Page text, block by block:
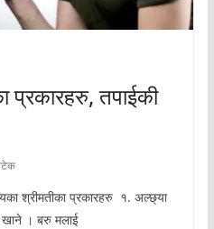
प्रकारहरु, तपाईकी
श्रीमतीका प्रकारहरु १. अल्छ्या
खाने । बरु मलाई